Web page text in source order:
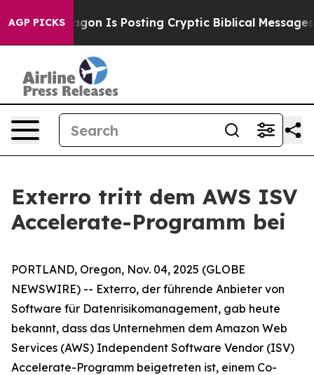
AGP PICKS
The Pentagon Is Posting Cryptic Biblical Messages
Exterro tritt dem AWS ISV
Accelerate-Programm bei
PORTLAND, Oregon, Nov. 04, 2025 (GLOBE
NEWSWIRE) -- Exterro, der führende Anbieter von
Software für Datenrisikomanagement, gab heute
bekannt, dass das Unternehmen dem Amazon Web
Services (AWS) Independent Software Vendor (ISV)
Accelerate-Programm beigetreten ist, einem Co-